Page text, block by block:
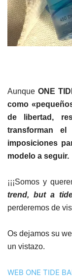
Aunque ONE
como
de libertad,
transforman
imposiciones
modelo a seguir.
¡¡¡Somos y
trend, but a
perderemos de
Os dejamos su
un vistazo.
WEB ONE TIDE